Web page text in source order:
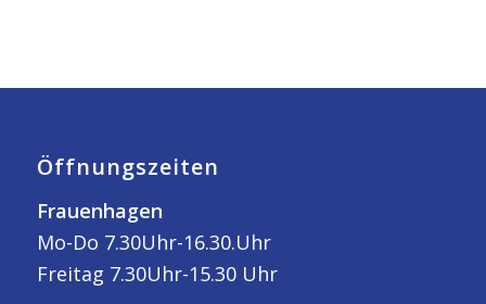
Öffnungszeiten
Frauenhagen
Mo-Do 7.30Uhr-16.30.Uhr
Freitag 7.30Uhr-15.30 Uhr